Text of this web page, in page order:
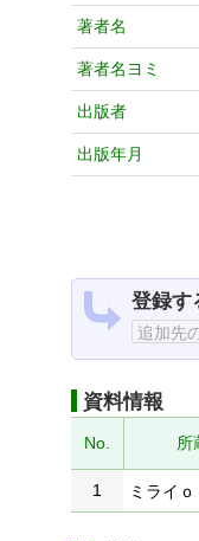
著者名
著者名ヨミ
出版者
出版年月
登録す
資料情報
No. 所
1 ミライｏ